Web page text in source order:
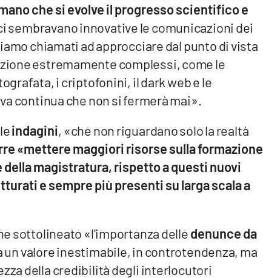
che si evolve il progresso scientifico e
sembravano innovative le comunicazioni dei
chiamati ad approcciare dal punto di vista
estremamente complessi, come le
i criptofonini, il dark web e le
continua che non si fermerà mai».
indagini, «che non riguardano solo la realtà
«mettere maggiori risorse sulla formazione
della magistratura, rispetto a questi nuovi
e sempre più presenti su larga scala a
sottolineato «l'importanza delledenunce da
un valore inestimabile, in controtendenza, ma
della credibilità degli interlocutori